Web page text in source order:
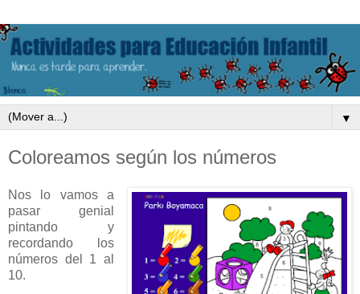
▼
Coloreamos según los números
Nos lo vamos a
pasar genial
pintando y
recordando los
números del 1 al
10.